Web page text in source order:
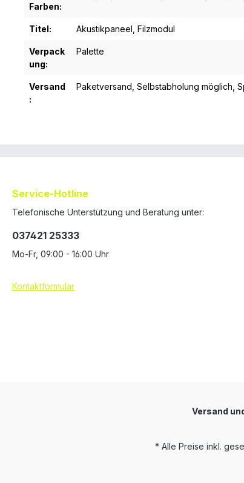
Farben:
Titel: Akustikpaneel, Filzmodul
Verpack
ung:
Palette
Versand
:
Paketversand , Selbstabholung möglich ,
Service-Hotline
Telefonische Unterstützung und Beratung unter:
037421 25333
Mo-Fr, 09:00 - 16:00 Uhr
Kontaktformular
Versand
* Alle Preise inkl.